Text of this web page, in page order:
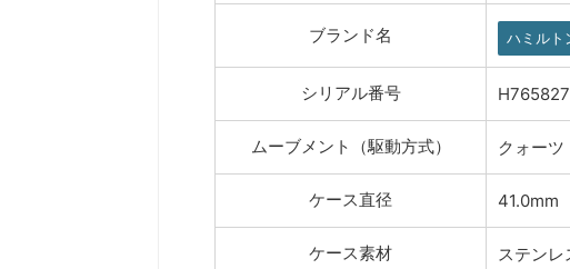
ブランド名 ハミルト
シリアル番号
ムーブメント（駆動方式） クォーツ
ケース直径 41.0mm
ケース素材 ステンレ